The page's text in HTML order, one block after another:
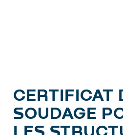
CERTIFICAT
SOUDAGE